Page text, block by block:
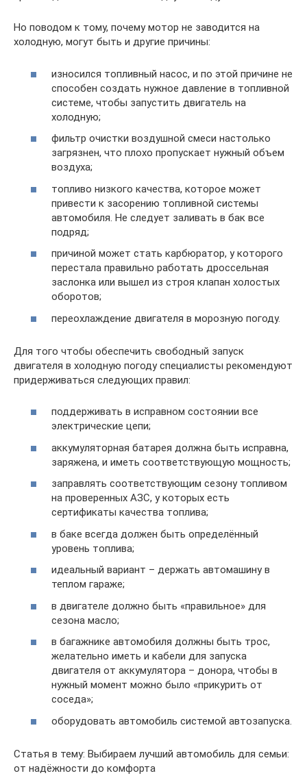
Но поводом к тому, почему мотор не заводится на
холодную, могут быть и другие причины:
износился топливный насос, и по этой причине не
способен создать нужное давление в топливной
системе, чтобы запустить двигатель на
холодную;
фильтр очистки воздушной смеси настолько
загрязнен, что плохо пропускает нужный объем
воздуха;
топливо низкого качества, которое может
привести к засорению топливной системы
автомобиля. Не следует заливать в бак все
подряд;
причиной может стать карбюратор, у которого
перестала правильно работать дроссельная
заслонка или вышел из строя клапан холостых
оборотов;
переохлаждение двигателя в морозную погоду.
Для того чтобы обеспечить свободный запуск
двигателя в холодную погоду специалисты рекомендуют
придерживаться следующих правил:
поддерживать в исправном состоянии все
электрические цепи;
аккумуляторная батарея должна быть исправна,
заряжена, и иметь соответствующую мощность;
заправлять соответствующим сезону топливом
на проверенных АЗС, у которых есть
сертификаты качества топлива;
в баке всегда должен быть определённый
уровень топлива;
идеальный вариант – держать автомашину в
теплом гараже;
в двигателе должно быть «правильное» для
сезона масло;
в багажнике автомобиля должны быть трос,
желательно иметь и кабели для запуска
двигателя от аккумулятора – донора, чтобы в
нужный момент можно было «прикурить от
соседа»;
оборудовать автомобиль системой автозапуска.
Статья в тему: Выбираем лучший автомобиль для семьи:
от надёжности до комфорта